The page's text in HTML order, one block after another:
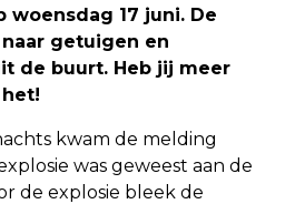
woensdag 17 juni. De
getuigen en
de buurt. Heb jij meer
kwam de melding
was geweest aan de
de explosie bleek de